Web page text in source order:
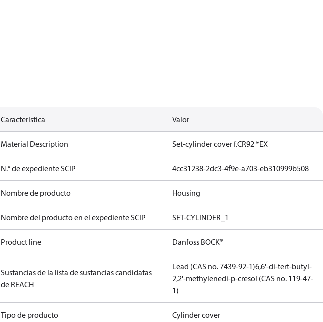
Característica Valor
Material Description Set-cylinder cover f.CR92 *EX
N.° de expediente SCIP 4cc31238-2dc3-4f9e-a703-eb310999b508
Nombre de producto Housing
Nombre del producto en el expediente SCIP SET-CYLINDER_1
Product line Danfoss BOCK®
Sustancias de la lista de sustancias candidatas
de REACH
Lead (CAS no. 7439-92-1)6,6'-di-tert-butyl-
2,2'-methylenedi-p-cresol (CAS no. 119-47-
1)
Tipo de producto Cylinder cover